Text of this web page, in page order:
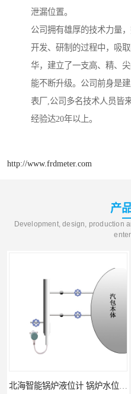
泄漏位置。
公司拥有雄厚的技术力量
开发、研制的过程中，吸
华，建立了一支高、精、
能不断升级。公司前身是
表厂,公司多名技术人员皆
经验达20年以上。
http://www.frdmeter.com
产
Development, design, production
fmu90超声波液位计 UNS 操作简单